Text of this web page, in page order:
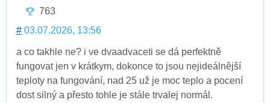
763
# 03.07.2026, 13:56
a co takhle ne? i ve dvaadvaceti se dá perfektně
fungovat jen v krátkym, dokonce to jsou nejideálnější
teploty na fungování, nad 25 už je moc teplo a pocení
dost silný a přesto tohle je stále trvalej normál.